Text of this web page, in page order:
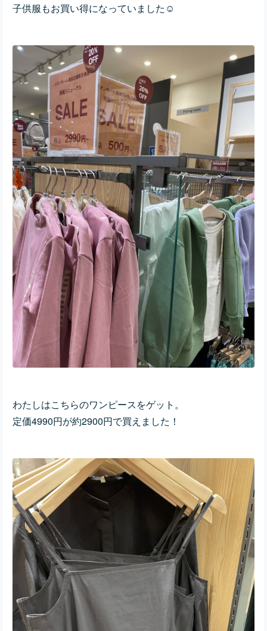
子供服もお買い得になっていました☺️
わたしはこちらのワンピースをゲット。
定価4990円が約2900円で買えました！